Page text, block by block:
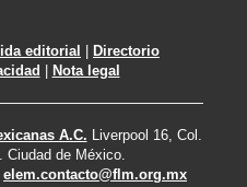
editorial | Directorio
| Nota legal
A.C. Liverpool 16, Col.
Ciudad de México.
elem.contacto@flm.org.mx